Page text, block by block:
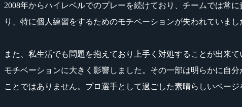
2008年からハイレベルでのプレーを続けており、チームでは常
り、特に個人練習をするためのモチベーションが失われていまし
また、私生活でも問題を抱えており上手く対処することが出来
モチベーションに大きく影響しました。その一部は明らかに自
ことではありません。プロ選手として過ごした素晴らしいページ